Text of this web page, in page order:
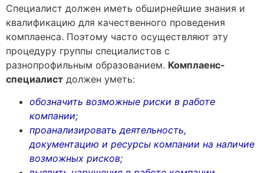
Специалист должен иметь обширнейшие знания и
квалификацию для качественного проведения
комплаенса. Поэтому часто осуществляют эту
процедуру группы специалистов с
разнопрофильным образованием. Комплаенс-
специалист должен уметь:
обозначить возможные риски в работе
компании;
проанализировать деятельность,
документацию и ресурсы компании на наличие
возможных рисков;